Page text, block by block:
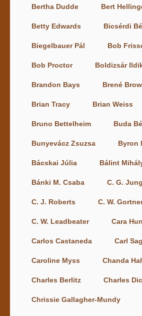
Bertha Dudde Bert
Betty Edwards Bicsérdi
Biegelbauer Pál Bob
Bob Proctor Boldizsár
Brandon Bays Brené
Brian Tracy Brian Weiss
Bruno Bettelheim Buda
Bunyevácz Zsuzsa Byron
Bácskai Júlia Bálint
Bánki M. Csaba C. G. Jung
C. J. Roberts C. W.
C. W. Leadbeater Cara
Carlos Castaneda Carl
Caroline Myss Chanda
Charles Berlitz Charles
Chrissie Gallagher-Mundy